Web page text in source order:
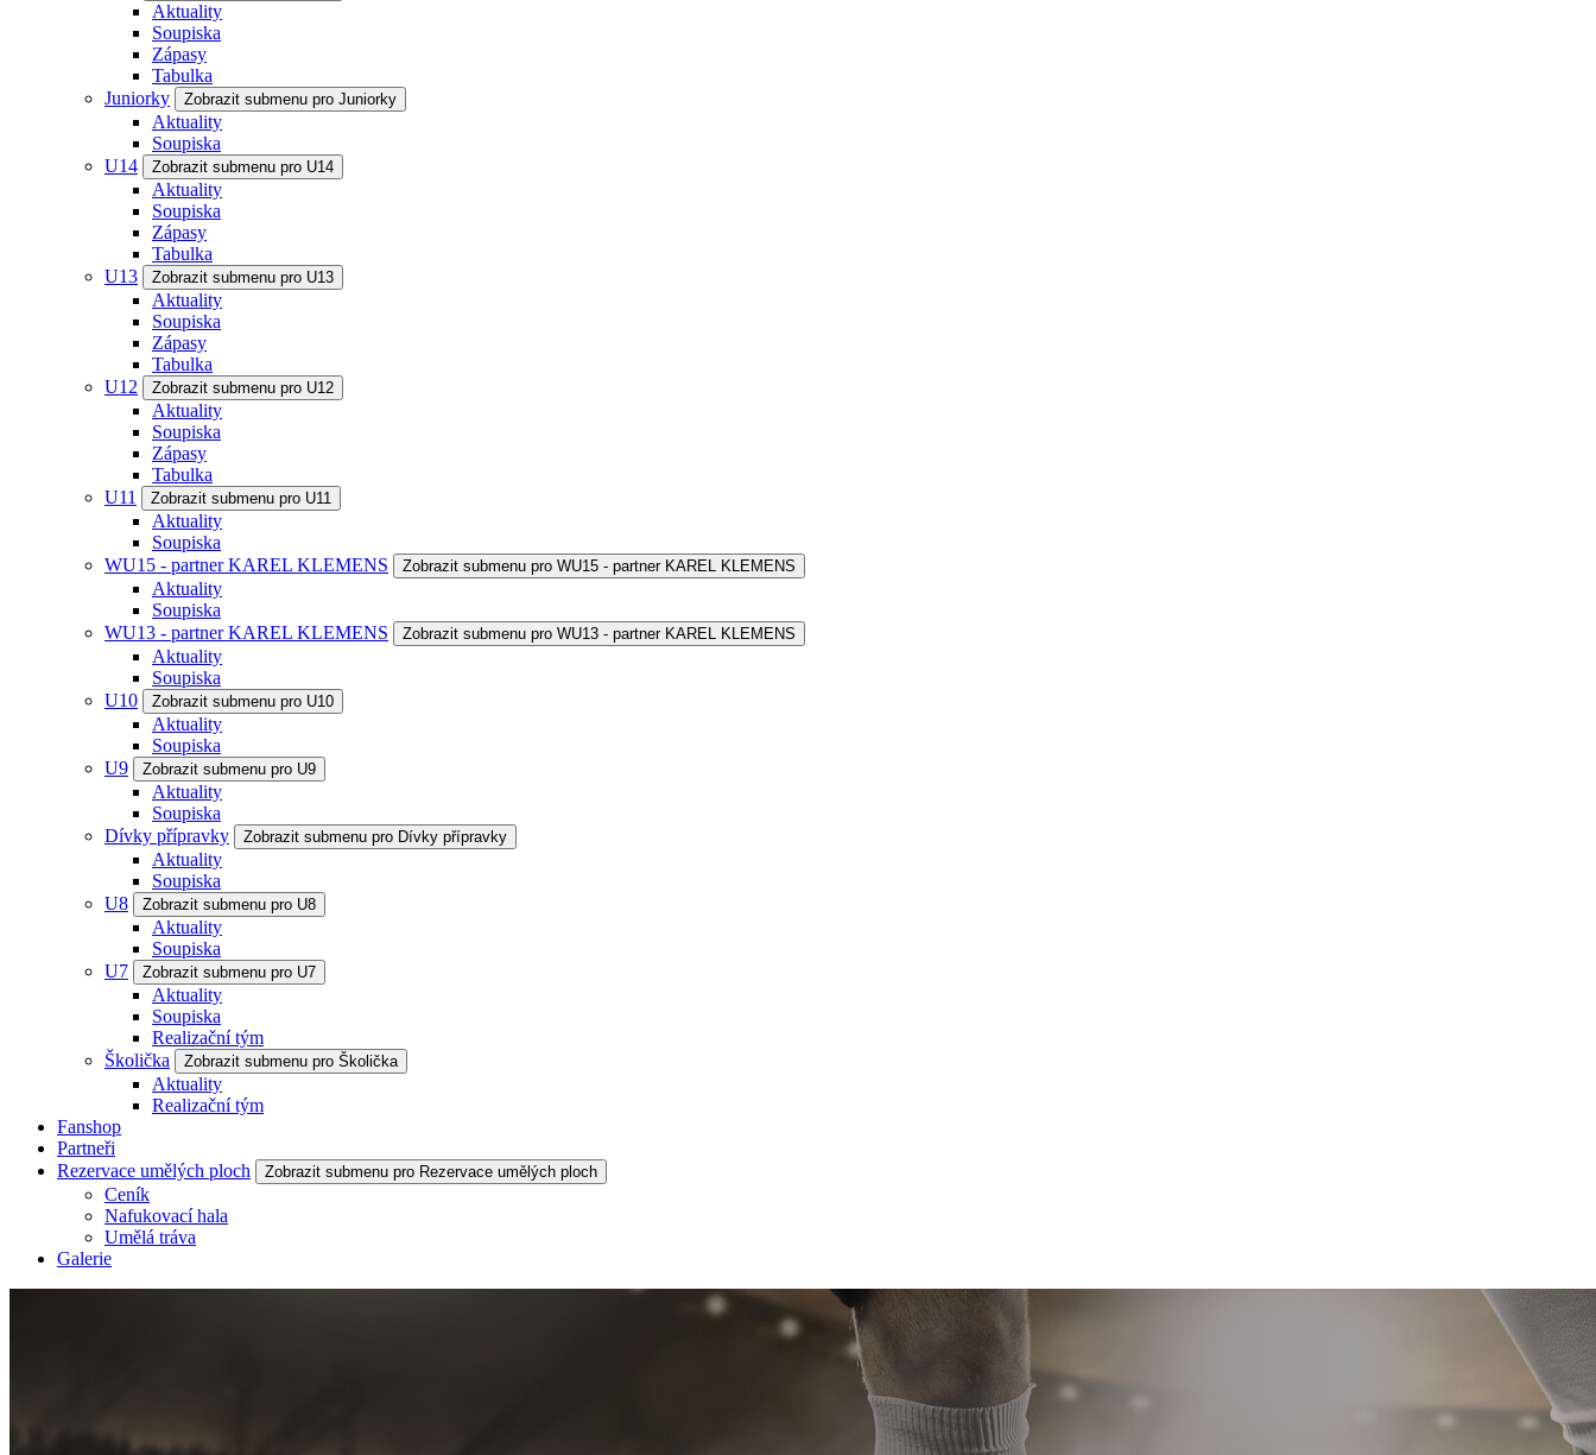
Aktuality
Soupiska
Zápasy
Tabulka
Juniorky
Zobrazit submenu pro Juniorky
Aktuality
Soupiska
U14
Zobrazit submenu pro U14
Aktuality
Soupiska
Zápasy
Tabulka
U13
Zobrazit submenu pro U13
Aktuality
Soupiska
Zápasy
Tabulka
U12
Zobrazit submenu pro U12
Aktuality
Soupiska
Zápasy
Tabulka
U11
Zobrazit submenu pro U11
Aktuality
Soupiska
WU15 - partner KAREL KLEMENS
Zobrazit submenu pro WU15 - partner KAREL KLEMENS
Aktuality
Soupiska
WU13 - partner KAREL KLEMENS
Zobrazit submenu pro WU13 - partner KAREL KLEMENS
Aktuality
Soupiska
U10
Zobrazit submenu pro U10
Aktuality
Soupiska
U9
Zobrazit submenu pro U9
Aktuality
Soupiska
Dívky přípravky
Zobrazit submenu pro Dívky přípravky
Aktuality
Soupiska
U8
Zobrazit submenu pro U8
Aktuality
Soupiska
U7
Zobrazit submenu pro U7
Aktuality
Soupiska
Realizační tým
Školička
Zobrazit submenu pro Školička
Aktuality
Realizační tým
Fanshop
Partneři
Rezervace umělých ploch
Zobrazit submenu pro Rezervace umělých ploch
Ceník
Nafukovací hala
Umělá tráva
Galerie